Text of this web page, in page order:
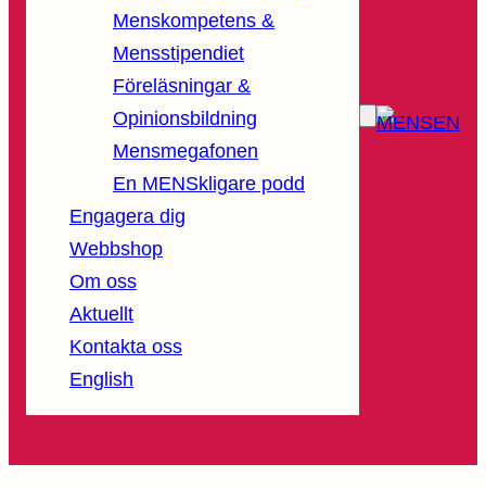
Menskompetens &
Mensstipendiet
Föreläsningar &
Opinionsbildning
Mensmegafonen
En MENSkligare podd
Engagera dig
Webbshop
Om oss
Aktuellt
Kontakta oss
English